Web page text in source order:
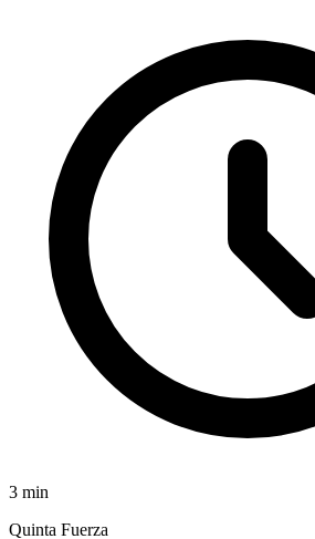
3 min
Quinta Fuerza